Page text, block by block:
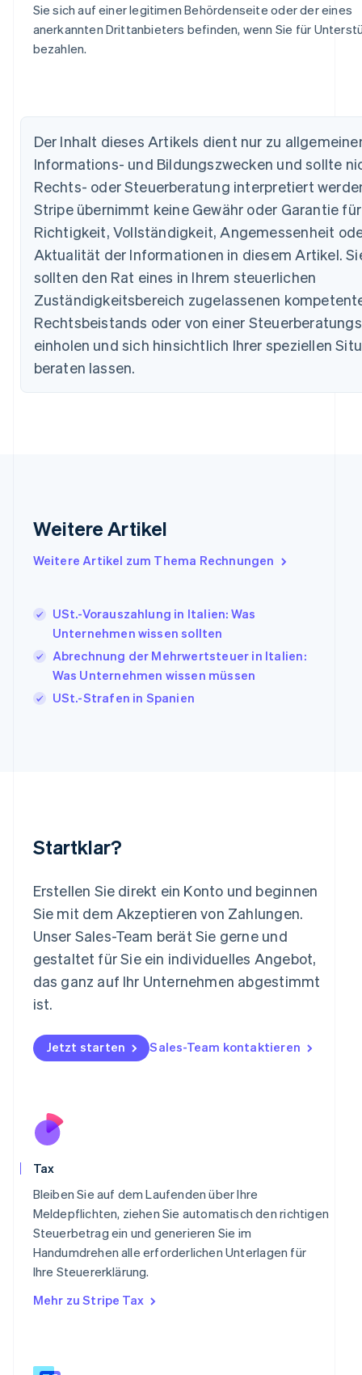
Sie sich auf einer legitimen Behördenseite oder der eines
anerkannten Drittanbieters befinden, wenn Sie für
bezahlen.
Der Inhalt dieses Artikels dient nur zu
Informations- und Bildungszwecken und sollte
Rechts- oder Steuerberatung interpretiert
Stripe übernimmt keine Gewähr oder Garantie
Richtigkeit, Vollständigkeit, Angemessenheit
Aktualität der Informationen in diesem Artikel.
sollten den Rat eines in Ihrem steuerlichen
Zuständigkeitsbereich zugelassenen
Rechtsbeistands oder von einer
einholen und sich hinsichtlich Ihrer speziellen
beraten lassen.
Weitere Artikel
Weitere Artikel zum Thema Rechnungen
USt.-Vorauszahlung in Italien: Was
Unternehmen wissen sollten
Abrechnung der Mehrwertsteuer in Italien:
Was Unternehmen wissen müssen
USt.-Strafen in Spanien
Startklar?
Erstellen Sie direkt ein Konto und beginnen
Sie mit dem Akzeptieren von Zahlungen.
Unser Sales-Team berät Sie gerne und
gestaltet für Sie ein individuelles Angebot,
das ganz auf Ihr Unternehmen abgestimmt
ist.
Jetzt starten Sales-Team kontaktieren
Tax
Bleiben Sie auf dem Laufenden über Ihre
Meldepflichten, ziehen Sie automatisch den richtigen
Steuerbetrag ein und generieren Sie im
Handumdrehen alle erforderlichen Unterlagen für
Ihre Steuererklärung.
Mehr zu Stripe Tax
Australien
English
Belgien
NederlandsFrançaisDeutschEnglish
Brasilien
PortuguêsEnglish
Bulgarien
English
Dänemark
English
Deutschland
Estland
English
English
Indien
English
Italien
ItalianoEnglish
Japan
English
Kanada
EnglishFrançais
Luxemburg
English简体中文
Malta
Mexiko
EspañolEnglish
Neuseeland
Norwegen
English
English
Portugal
English
Schweden
SvenskaEnglish
Schweiz
DeutschFrançais ItalianoEnglish
Singapur
Slowakei